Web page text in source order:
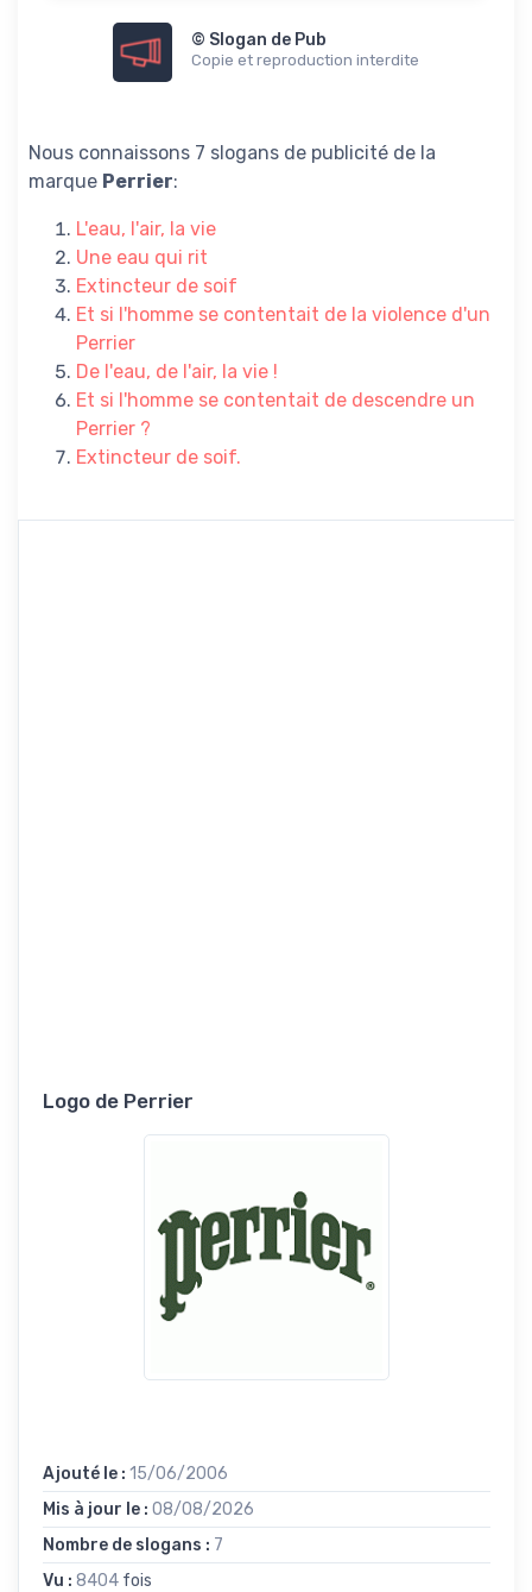
© Slogan de Pub
Copie et reproduction interdite
Nous connaissons 7 slogans de publicité de la
marque Perrier:
L'eau, l'air, la vie
Une eau qui rit
Extincteur de soif
Et si l'homme se contentait de la violence d'un
Perrier
De l'eau, de l'air, la vie !
Et si l'homme se contentait de descendre un
Perrier ?
Extincteur de soif.
Logo de Perrier
Ajouté le : 15/06/2006
Mis à jour le : 08/08/2026
Nombre de slogans : 7
Vu : 8404 fois